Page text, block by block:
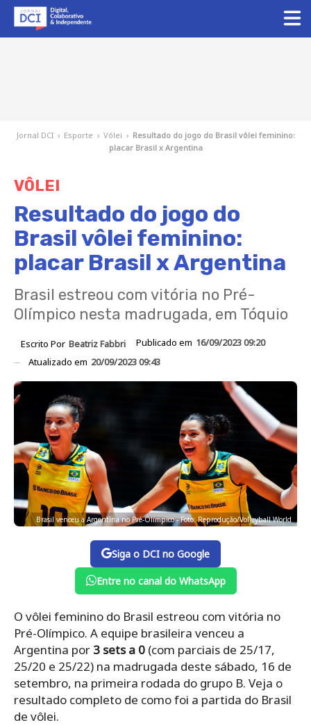
Jornal DCI › Esporte › Vôlei › Resultado do jogo do Brasil vôlei feminino:
placar Brasil x Argentina
VÔLEI
Resultado do jogo do
Brasil vôlei feminino:
placar Brasil x Argentina
Brasil estreou com vitória no Pré-
Olímpico nesta madrugada, em Tóquio
Escrito Por Beatriz Fabbri Publicado em 16/09/2023 09:20
Atualizado em 20/09/2023 09:43
Brasil venceu a Argentina no Pré-Olímpico - Foto: Reprodução/Volleyball World
Siga o DCI no Google
Entre no canal do WhatsApp
O vôlei feminino do Brasil estreou com vitória no
Pré-Olímpico. A equipe brasileira venceu a
Argentina por 3 sets a 0 (com parciais de 25/17,
25/20 e 25/22) na madrugada deste sábado, 16 de
setembro, na primeira rodada do grupo B. Veja o
resultado completo de como foi a partida do Brasil
de vôlei.